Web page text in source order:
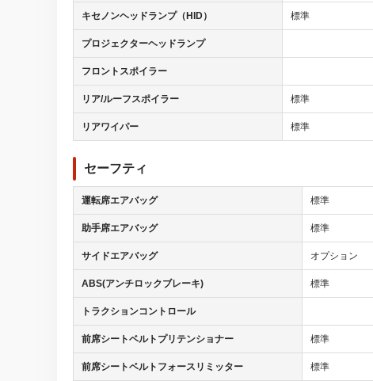
キセノンヘッドランプ（HID） 標準
プロジェクターヘッドランプ
フロントスポイラー
リア/ルーフスポイラー 標準
リアワイパー 標準
セーフティ
運転席エアバッグ 標準
助手席エアバッグ 標準
サイドエアバッグ オプション
ABS(アンチロックブレーキ) 標準
トラクションコントロール
前席シートベルトプリテンショナー 標準
前席シートベルトフォースリミッター 標準